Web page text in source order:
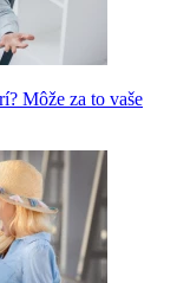
Môže za to vaše